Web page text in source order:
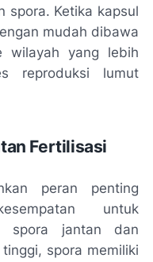
spora. Ketika kapsul
mudah dibawa
wilayah yang lebih
reproduksi lumut
Fertilisasi
peran penting
untuk
spora jantan dan
spora memiliki